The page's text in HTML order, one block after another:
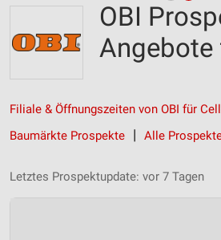
OBI
Angebote
Filiale & Öffnungszeiten von OBI für
Baumärkte Prospekte
Alle
Letztes Prospektupdate: vor 7 Tagen